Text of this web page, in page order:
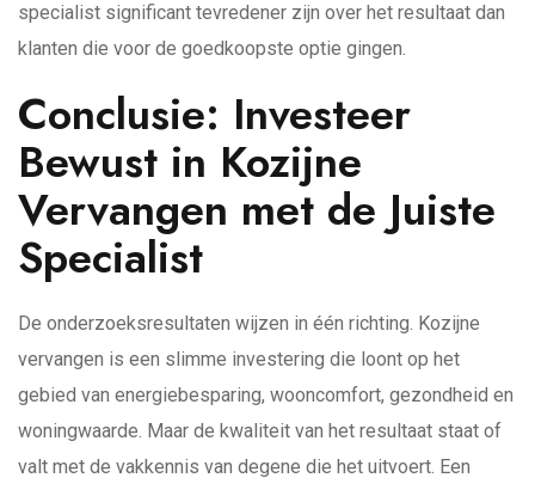
specialist significant tevredener zijn over het resultaat dan
klanten die voor de goedkoopste optie gingen.
Conclusie: Investeer
Bewust in Kozijne
Vervangen met de Juiste
Specialist
De onderzoeksresultaten wijzen in één richting. Kozijne
vervangen is een slimme investering die loont op het
gebied van energiebesparing, wooncomfort, gezondheid en
woningwaarde. Maar de kwaliteit van het resultaat staat of
valt met de vakkennis van degene die het uitvoert. Een